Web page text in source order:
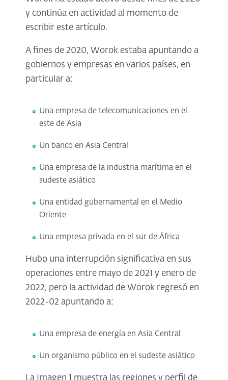
y continúa en actividad al momento de
escribir este artículo.
A fines de 2020, Worok estaba apuntando a
gobiernos y empresas en varios países, en
particular a:
Una empresa de telecomunicaciones en el
este de Asia
Un banco en Asia Central
Una empresa de la industria marítima en el
sudeste asiático
Una entidad gubernamental en el Medio
Oriente
Una empresa privada en el sur de África
Hubo una interrupción significativa en sus
operaciones entre mayo de 2021 y enero de
2022, pero la actividad de Worok regresó en
2022-02 apuntando a:
Una empresa de energía en Asia Central
Un organismo público en el sudeste asiático